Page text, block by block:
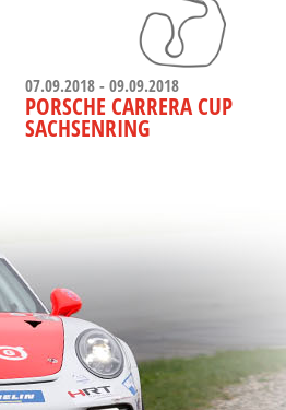
07.09.2018 - 09.09.2018
PORSCHE CARRERA CUP
SACHSENRING